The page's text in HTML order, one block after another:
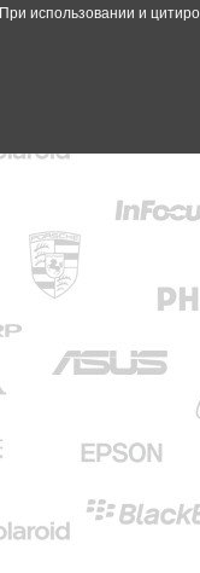
При использовании и